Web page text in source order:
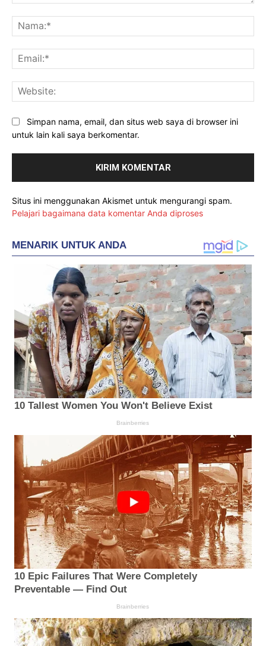
Simpan nama, email, dan situs web saya di browser ini
untuk lain kali saya berkomentar.
Situs ini menggunakan Akismet untuk mengurangi spam.
Pelajari bagaimana data komentar Anda diproses